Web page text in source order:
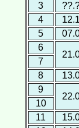
3
4
5
6
7
8
9
10
11